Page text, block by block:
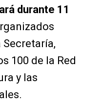
durante 11
100 de la Red
y las